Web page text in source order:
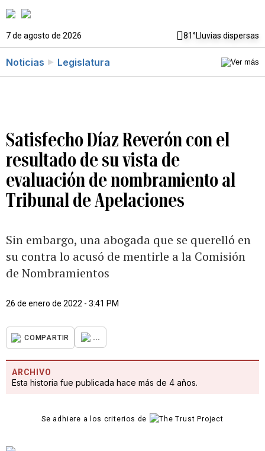
7 de agosto de 2026 81°Lluvias dispersas
Noticias Legislatura
Satisfecho Díaz Reverón con el
resultado de su vista de
evaluación de nombramiento al
Tribunal de Apelaciones
Sin embargo, una abogada que se querelló en
su contra lo acusó de mentirle a la Comisión
de Nombramientos
26 de enero de 2022 - 3:41 PM
COMPARTIR ...
ARCHIVO
Esta historia fue publicada hace más de 4 años.
Se adhiere a los criterios de